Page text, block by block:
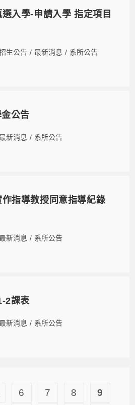
入學-申請入學 指定項目
生公告 / 最新消息 / 系所公告
公告
新消息 / 系所公告
指導教授同意指導紀錄
新消息 / 系所公告
2課表
新消息 / 系所公告
6 7 8
9